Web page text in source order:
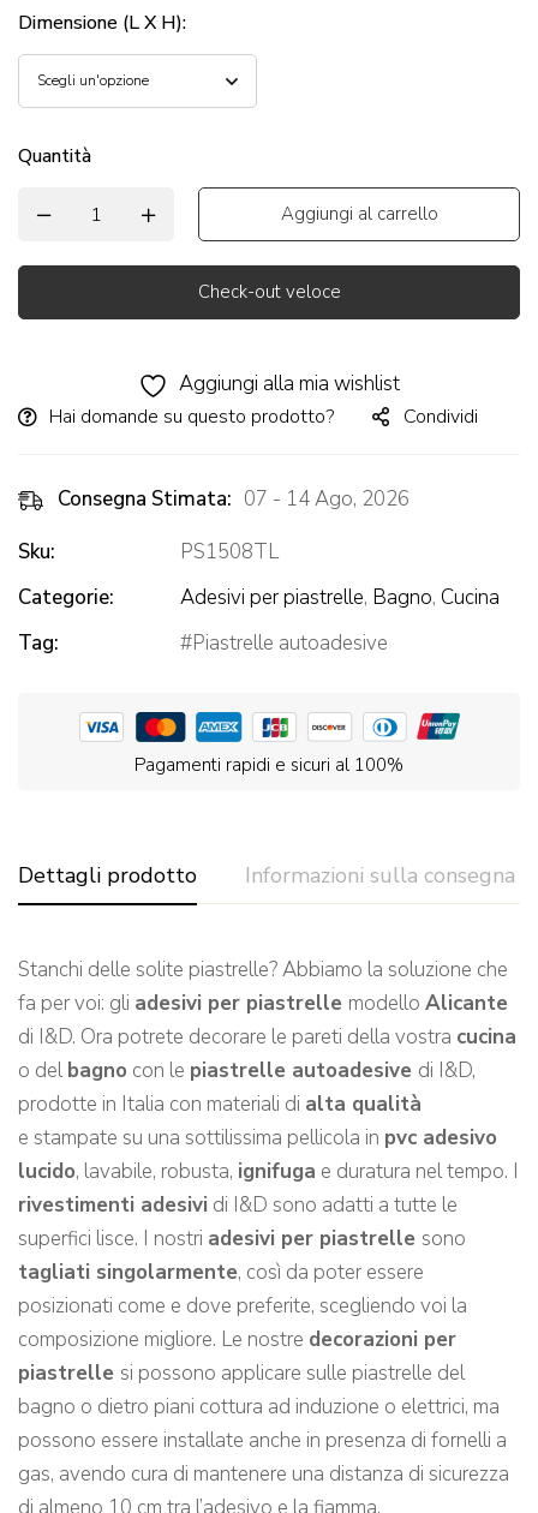
Dimensione (L X H):
Quantità
Aggiungi al carrello
Check-out veloce
Aggiungi alla mia wishlist
Hai domande su questo prodotto? Condividi
Consegna Stimata: 07 - 14 Ago, 2026
Sku:
PS1508TL
Categorie:
Adesivi per piastrelle, Bagno, Cucina
Tag:
Piastrelle autoadesive
Pagamenti rapidi e sicuri al 100%
Dettagli prodotto Informazioni sulla consegna
Stanchi delle solite piastrelle? Abbiamo la soluzione che
fa per voi: gli adesivi per piastrelle modello Alicante
di I&D. Ora potrete decorare le pareti della vostra cucina
o delbagno con le piastrelle autoadesive di I&D,
prodotte in Italia con materiali di alta qualità
e stampate su una sottilissima pellicola in pvc adesivo
lucido, lavabile, robusta, ignifuga e duratura nel tempo. I
rivestimenti adesivi di I&D sono adatti a tutte le
superfici lisce. I nostri adesivi per piastrelle sono
tagliati singolarmente, così da poter essere
posizionati come e dove preferite, scegliendo voi la
composizione migliore. Le nostre decorazioni per
piastrelle si possono applicare sulle piastrelle del
bagno o dietro piani cottura ad induzione o elettrici, ma
possono essere installate anche in presenza di fornelli a
gas, avendo cura di mantenere una distanza di sicurezza